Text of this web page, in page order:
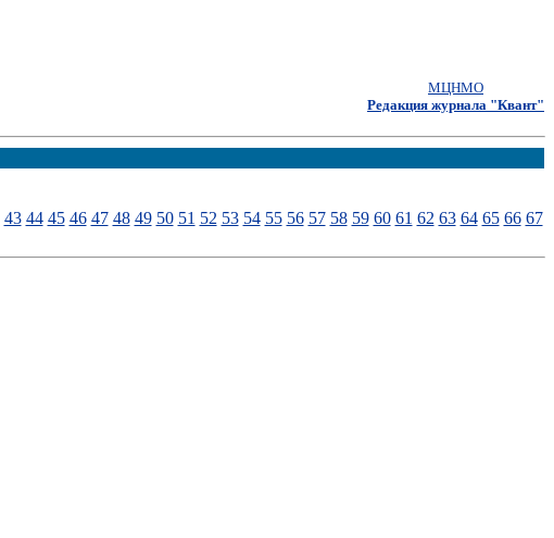
МЦНМО
Редакция журнала "Квант"
43 44 45 46 47 48 49 50 51 52 53 54 55 56 57 58 59 60 61 62 63 64 65 66 67